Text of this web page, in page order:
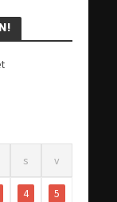
s v
4 5